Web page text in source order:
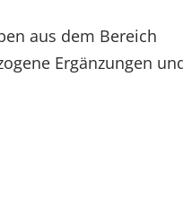
aus dem Bereich
Ergänzungen